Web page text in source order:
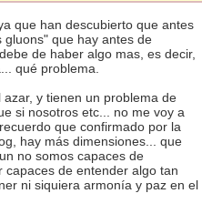
que han descubierto que antes
gluons" que hay antes de
de haber algo mas, es decir,
qué problema.
y tienen un problema de
si nosotros etc... no me voy a
que confirmado por la
hay más dimensiones... que
no somos capaces de
de entender algo tan
ni siquiera armonía y paz en el